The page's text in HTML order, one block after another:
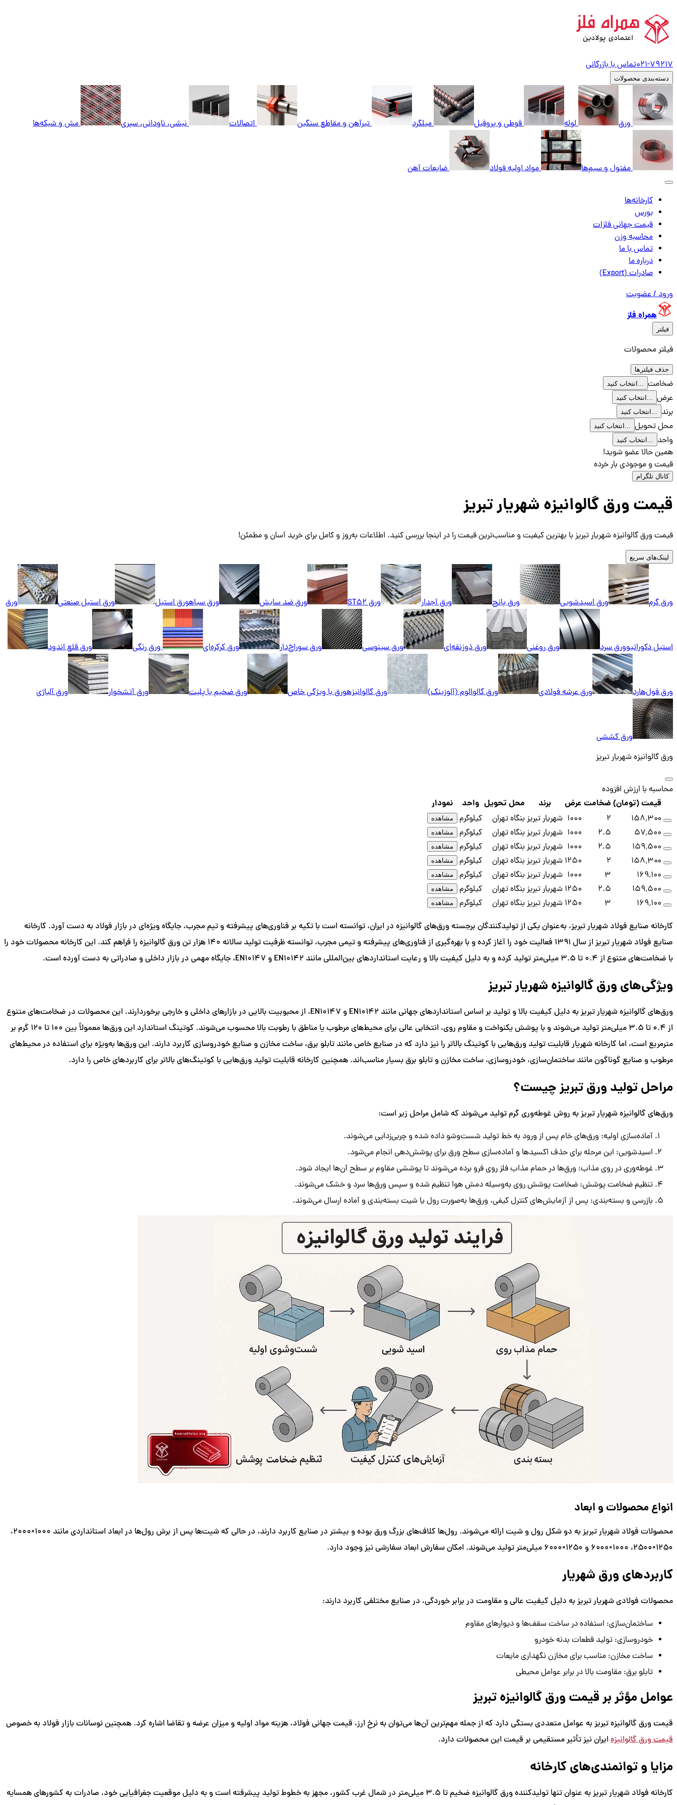
021-79217 تماس با بازرگانی
دسته‌بندی محصولات
ورق لوله قوطی و پروفیل میلگرد تیرآهن و مقاطع سنگین اتصالات نبشی، ناودانی، سپری مش و شبکه‌ها
مفتول و سیم‌ها مواد اولیه فولاد ضایعات آهن
کارخانه‌ها
بورس
قیمت جهانی فلزات
محاسبه وزن
تماس با ما
درباره ما
صادرات (Export)
ورود / عضویت
همراه فلز
فیلتر
فیلتر محصولات
حذف فیلترها
ضخامت انتخاب کنید...
عرض انتخاب کنید...
برند انتخاب کنید...
محل تحویل انتخاب کنید...
واحد انتخاب کنید...
همین حالا عضو شوید!
قیمت و موجودی بار خرده
کانال تلگرام
قیمت ورق گالوانیزه شهریار تبریز
قیمت ورق گالوانیزه شهریار تبریز با بهترین کیفیت و مناسب‌ترین قیمت را در اینجا بررسی کنید. اطلاعات به‌روز و کامل برای خرید آسان و مطمئن!
لینک‌های سریع
ورق گرم ورق اسیدشویی ورق پانچ ورق آجدار ورق ST52 ورق ضد سایش ورق سیاهورق استیل ورق استیل صنعتی ورق
استیل دکوراتیوورق سرد ورق روغنی ورق ذوزنقه‌ای ورق سینوسی ورق سوراخ‌دار ورق کرکره‌ای ورق رنگی ورق قلع اندود
ورق فول‌هارد ورق عرشه فولادی ورق گالوالوم (آلوزینک) ورق گالوانیزهورق با ویژگی خاص ورق ضخیم یا پلیت ورق آتشخوار ورق آلیاژی
ورق کششی
ورق گالوانیزه شهریار تبریز
محاسبه با ارزش افزوده
قیمت (تومان) ضخامت عرض برند محل تحویل واحد نمودار
۱۵۸٬۳۰۰ 2
1000 شهریار تبریز بنگاه تهران کیلوگرم مشاهده
۵۷٬۵۰۰ 2.5
1000 شهریار تبریز بنگاه تهران کیلوگرم مشاهده
۱۵۹٬۵۰۰ 2.5
1000 شهریار تبریز بنگاه تهران کیلوگرم مشاهده
۱۵۸٬۳۰۰ 2
1250 شهریار تبریز بنگاه تهران کیلوگرم مشاهده
۱۶۹٬۱۰۰ 3
1000 شهریار تبریز بنگاه تهران کیلوگرم مشاهده
۱۵۹٬۵۰۰ 2.5
1250 شهریار تبریز بنگاه تهران کیلوگرم مشاهده
۱۶۹٬۱۰۰ 3
1250 شهریار تبریز بنگاه تهران کیلوگرم مشاهده
کارخانه صنایع فولاد شهریار تبریز، به‌عنوان یکی از تولیدکنندگان برجسته ورق‌های گالوانیزه در ایران، توانسته است با تکیه بر فناوری‌های پیشرفته و تیم مجرب، جایگاه ویژه‌ای در بازار فولاد به دست آورد. کارخانه
صنایع فولاد شهریار تبریز از سال ۱۳۹۱ فعالیت خود را آغاز کرده و با بهره‌گیری از فناوری‌های پیشرفته و تیمی مجرب، توانسته ظرفیت تولید سالانه ۱۴۰ هزار تن ورق گالوانیزه را فراهم کند. این کارخانه محصولات خود را
با ضخامت‌های متنوع از ۰.۴ تا ۳.۵ میلی‌متر تولید کرده و به دلیل کیفیت بالا و رعایت استانداردهای بین‌المللی مانند EN10142 و EN10147، جایگاه مهمی در بازار داخلی و صادراتی به دست آورده است.
ویژگی‌های ورق گالوانیزه شهریار تبریز
ورق‌های گالوانیزه شهریار تبریز به دلیل کیفیت بالا و تولید بر اساس استانداردهای جهانی مانند EN10142 و EN10147، از محبوبیت بالایی در بازارهای داخلی و خارجی برخوردارند. این محصولات در ضخامت‌های متنوع
از 0.4 تا 3.5 میلی‌متر تولید می‌شوند و با پوشش یکنواخت و مقاوم روی، انتخابی عالی برای محیط‌های مرطوب یا مناطق با رطوبت بالا محسوب می‌شوند. کوتینگ استاندارد این ورق‌ها معمولاً بین 100 تا 120 گرم بر
مترمربع است، اما کارخانه شهریار قابلیت تولید ورق‌هایی با کوتینگ بالاتر را نیز دارد که در صنایع خاص مانند تابلو برق، ساخت مخازن و صنایع خودروسازی کاربرد دارند. این ورق‌ها به‌ویژه برای استفاده در محیط‌های
مرطوب و صنایع گوناگون مانند ساختمان‌سازی، خودروسازی، ساخت مخازن و تابلو برق بسیار مناسب‌اند. همچنین کارخانه قابلیت تولید ورق‌هایی با کوتینگ‌های بالاتر برای کاربردهای خاص را دارد.
مراحل تولید ورق تبریز چیست؟
ورق‌های گالوانیزه شهریار تبریز به روش غوطه‌وری گرم تولید می‌شوند که شامل مراحل زیر است:
آماده‌سازی اولیه: ورق‌های خام پس از ورود به خط تولید شست‌وشو داده شده و چربی‌زدایی می‌شوند.
اسیدشویی: این مرحله برای حذف اکسیدها و آماده‌سازی سطح ورق برای پوشش‌دهی انجام می‌شود.
غوطه‌وری در روی مذاب: ورق‌ها در حمام مذاب فلز روی فرو برده می‌شوند تا پوششی مقاوم بر سطح آن‌ها ایجاد شود.
تنظیم ضخامت پوشش: ضخامت پوشش روی به‌وسیله دمش هوا تنظیم شده و سپس ورق‌ها سرد و خشک می‌شوند.
بازرسی و بسته‌بندی: پس از آزمایش‌های کنترل کیفی، ورق‌ها به‌صورت رول یا شیت بسته‌بندی و آماده ارسال می‌شوند.
انواع محصولات و ابعاد
محصولات فولاد شهریار تبریز به دو شکل رول و شیت ارائه می‌شوند. رول‌ها کلاف‌های بزرگ ورق بوده و بیشتر در صنایع کاربرد دارند، در حالی که شیت‌ها پس از برش رول‌ها در ابعاد استانداردی مانند ۱۰۰۰×۲۰۰۰،
۱۲۵۰×۲۵۰۰، ۱۰۰۰×۶۰۰۰ و ۱۲۵۰×۶۰۰۰ میلی‌متر تولید می‌شوند. امکان سفارش ابعاد سفارشی نیز وجود دارد.
کاربردهای ورق شهریار
محصولات فولادی شهریار تبریز به دلیل کیفیت عالی و مقاومت در برابر خوردگی، در صنایع مختلفی کاربرد دارند:
ساختمان‌سازی: استفاده در ساخت سقف‌ها و دیوارهای مقاوم
خودروسازی: تولید قطعات بدنه خودرو
ساخت مخازن: مناسب برای مخازن نگهداری مایعات
تابلو برق: مقاومت بالا در برابر عوامل محیطی
عوامل مؤثر بر قیمت ورق گالوانیزه تبریز
قیمت ورق گالوانیزه تبریز به عوامل متعددی بستگی دارد که از جمله مهم‌ترین آن‌ها می‌توان به نرخ ارز، قیمت جهانی فولاد، هزینه مواد اولیه و میزان عرضه و تقاضا اشاره کرد. همچنین نوسانات بازار فولاد به خصوص
قیمت ورق گالوانیزهایران نیز تأثیر مستقیمی بر قیمت این محصولات دارد.
مزایا و توانمندی‌های کارخانه
کارخانه فولاد شهریار تبریز به عنوان تنها تولیدکننده ورق گالوانیزه ضخیم تا ۳.۵ میلی‌متر در شمال غرب کشور، مجهز به خطوط تولید پیشرفته است و به دلیل موقعیت جغرافیایی خود، صادرات به کشورهای همسایه